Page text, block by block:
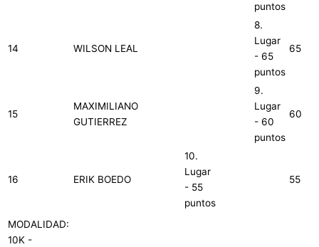
puntos
14 WILSON LEAL
8.
Lugar
- 65
puntos
65
15
MAXIMILIANO
GUTIERREZ
9.
Lugar
- 60
puntos
60
16 ERIK BOEDO
10.
Lugar
- 55
puntos
55
MODALIDAD:
10K -